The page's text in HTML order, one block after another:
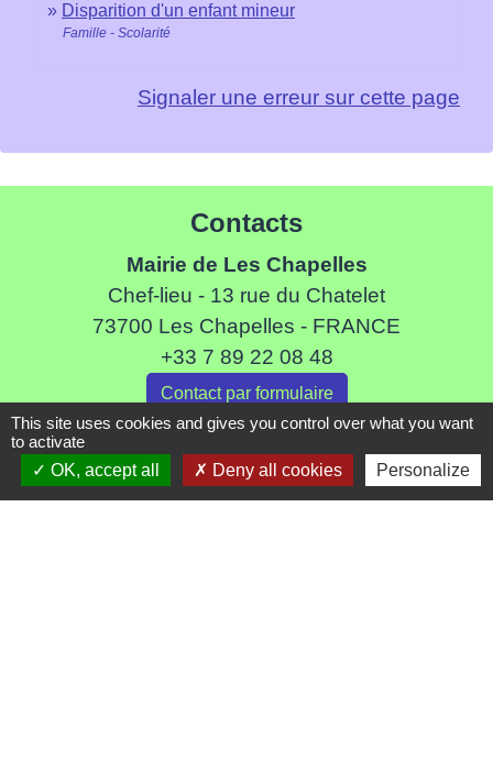
Disparition d'un enfant mineur
Famille - Scolarité
Signaler une erreur sur cette page
Contacts
Mairie de Les Chapelles
Chef-lieu - 13 rue du Chatelet
73700 Les Chapelles - FRANCE
+33 7 89 22 08 48
Contact par formulaire
Liens
This site uses cookies and gives you control over what you want
to activate
OK, accept all
Deny all cookies Personalize